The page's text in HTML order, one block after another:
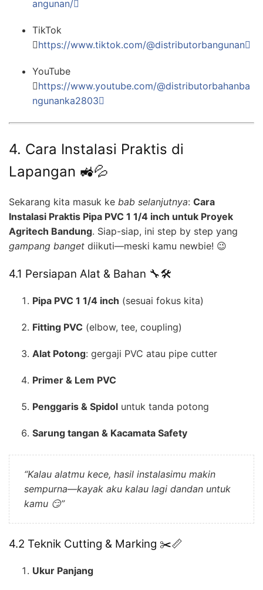
angunan/
TikTok
https://www.tiktok.com/@distributorbangunan
YouTube
https://www.youtube.com/@distributorbahanba
ngunanka2803
4. Cara Instalasi Praktis di
Lapangan 🚜💦
Sekarang kita masuk ke bab selanjutnya: Cara
Instalasi Praktis Pipa PVC 1 1/4 inch untuk Proyek
Agritech Bandung. Siap-siap, ini step by step yang
gampang banget diikuti—meski kamu newbie! 😉
4.1 Persiapan Alat & Bahan 🔧🛠️
Pipa PVC 1 1/4 inch (sesuai fokus kita)
Fitting PVC (elbow, tee, coupling)
Alat Potong: gergaji PVC atau pipe cutter
Primer & Lem PVC
Penggaris & Spidol untuk tanda potong
Sarung tangan & Kacamata Safety
“Kalau alatmu kece, hasil instalasimu makin
sempurna—kayak aku kalau lagi dandan untuk
kamu 😏”
4.2 Teknik Cutting & Marking ✂️📏
Ukur Panjang